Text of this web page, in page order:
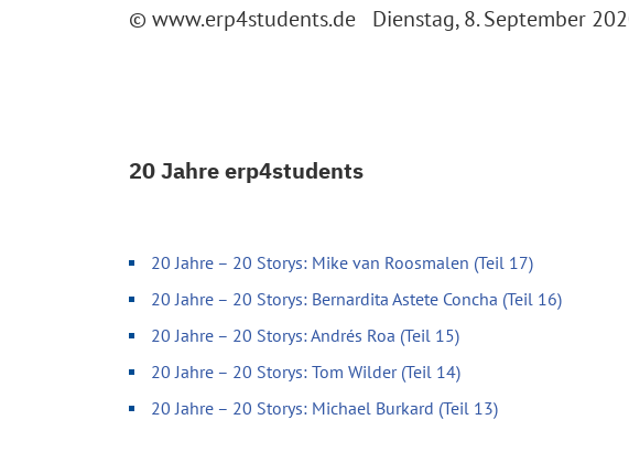
© www.erp4students.de Dienstag, 8. September
20 Jahre erp4students
20 Jahre – 20 Storys: Mike van Roosmalen (Teil 17)
20 Jahre – 20 Storys: Bernardita Astete Concha (Teil 16)
20 Jahre – 20 Storys: Andrés Roa (Teil 15)
20 Jahre – 20 Storys: Tom Wilder (Teil 14)
20 Jahre – 20 Storys: Michael Burkard (Teil 13)